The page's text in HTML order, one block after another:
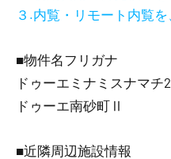
３.内覧・リモート内覧
■物件名フリガナ
ドゥーエミナミスナマチ2
ドゥーエ南砂町Ⅱ
■近隣周辺施設情報